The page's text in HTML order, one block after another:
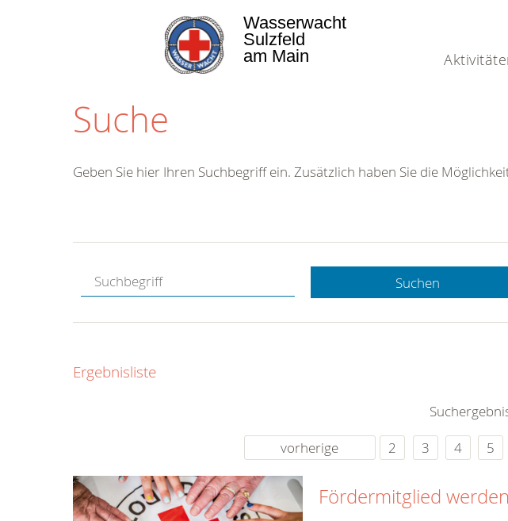
Wasserwacht
Sulzfeld
am Main
Suche
Hotline.
gerne.
rund um die Uhr
Geben Sie hier Ihren Suchbegriff ein. Zusätzlich haben Sie die
Suchen
Ergebnisliste
vorherige
2 3 4 5
Fördermitglied werden